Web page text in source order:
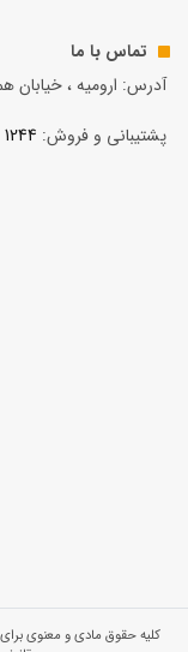
تماس با ما
آدرس: ارومیه ، خیابان همافر 2 ، مابين فلكه نه
پشتیبانی و فروش: 1244 3224 - 044
کلیه حقوق مادی و معنوی